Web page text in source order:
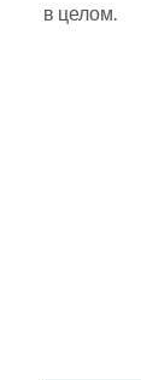
в целом.